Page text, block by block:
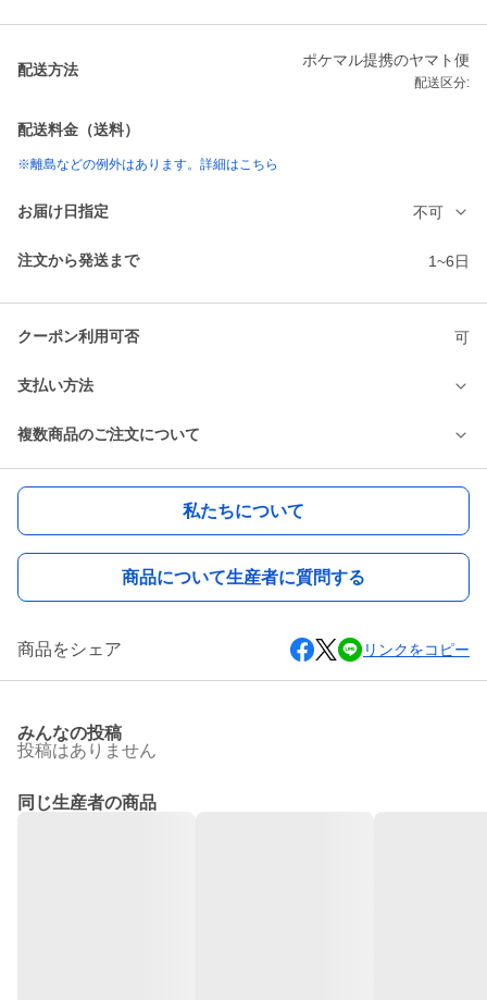
配送方法
ポケマル提携のヤマト便
配送区分:
配送料金（送料）
※離島などの例外はあります。詳細はこちら
お届け日指定 不可
注文から発送まで 1~6日
クーポン利用可否 可
支払い方法
複数商品のご注文について
私たちについて
商品について生産者に質問する
商品をシェア リンクをコピー
みんなの投稿
投稿はありません
同じ生産者の商品